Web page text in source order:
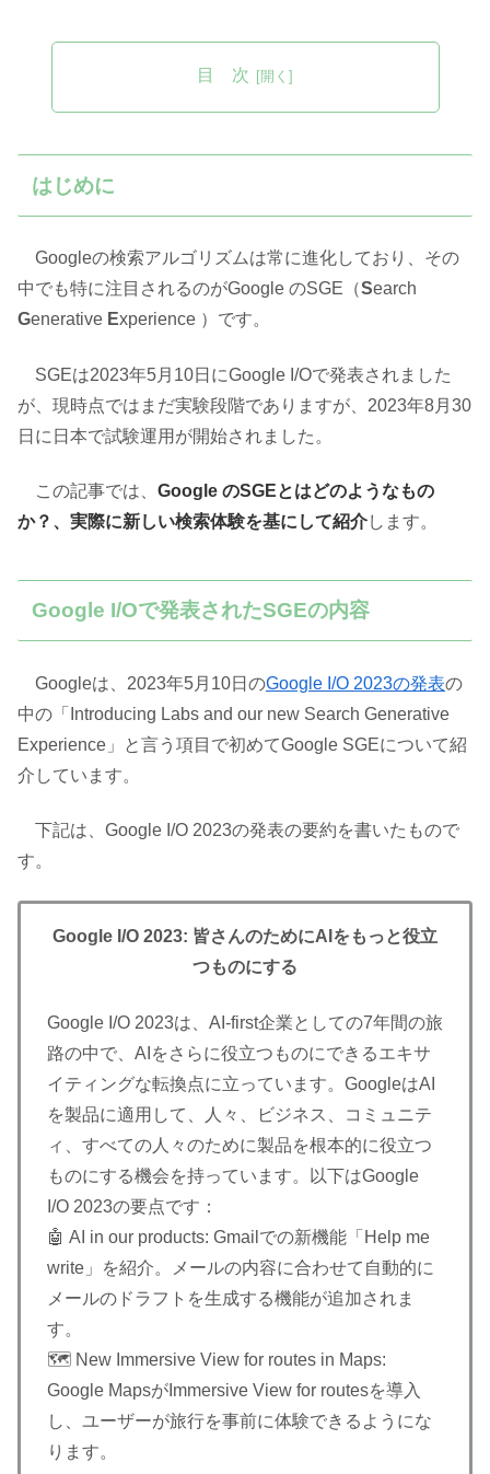
目 次
はじめに
Googleの検索アルゴリズムは常に進化しており、その
中でも特に注目されるのがGoogle のSGE（Search
Generative Experience ）です。
SGEは2023年5月10日にGoogle I/Oで発表されました
が、現時点ではまだ実験段階でありますが、2023年8月30
日に日本で試験運用が開始されました。
この記事では、 Google のSGEとはどのようなもの
か？、実際に新しい検索体験を基にして紹介します。
Google I/Oで発表されたSGEの内容
Googleは、2023年5月10日のGoogle I/O 2023の発表の
中の「Introducing Labs and our new Search Generative
Experience」と言う項目で初めてGoogle SGEについて紹
介しています。
下記は、Google I/O 2023の発表の要約を書いたもので
す。
Google I/O 2023: 皆さんのためにAIをもっと役立
つものにする
Google I/O 2023は、AI-first企業としての7年間の旅
路の中で、AIをさらに役立つものにできるエキサ
イティングな転換点に立っています。GoogleはAI
を製品に適用して、人々、ビジネス、コミュニテ
ィ、すべての人々のために製品を根本的に役立つ
ものにする機会を持っています。以下はGoogle
I/O 2023の要点です：
🤖 AI in our products: Gmailでの新機能「Help me
write」を紹介。メールの内容に合わせて自動的に
メールのドラフトを生成する機能が追加されま
す。
🗺️ New Immersive View for routes in Maps:
Google MapsがImmersive View for routesを導入
し、ユーザーが旅行を事前に体験できるようにな
ります。